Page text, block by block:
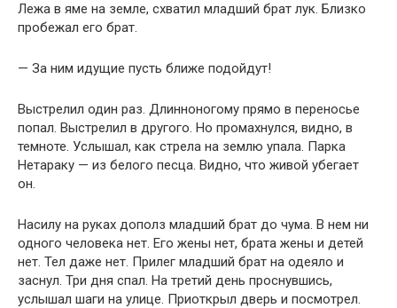
Лежа в яме на земле, схватил младший брат лук. Близко
пробежал его брат.
— За ним идущие пусть ближе подойдут!
Выстрелил один раз. Длинноногому прямо в переносье
попал. Выстрелил в другого. Но промахнулся, видно, в
темноте. Услышал, как стрела на землю упала. Парка
Нетараку — из белого песца. Видно, что живой убегает
он.
Насилу на руках дополз младший брат до чума. В нем ни
одного человека нет. Его жены нет, брата жены и детей
нет. Тел даже нет. Прилег младший брат на одеяло и
заснул. Три дня спал. На третий день проснувшись,
услышал шаги на улице. Приоткрыл дверь и посмотрел.